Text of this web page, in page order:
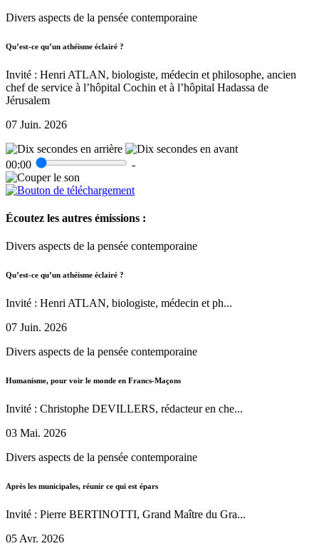
Divers aspects de la pensée contemporaine
Qu’est-ce qu’un athéisme éclairé ?
Invité : Henri ATLAN, biologiste, médecin et philosophe, ancien
chef de service à l’hôpital Cochin et à l’hôpital Hadassa de
Jérusalem
07 Juin. 2026
00:00 -
Écoutez les autres émissions :
Divers aspects de la pensée contemporaine
Qu’est-ce qu’un athéisme éclairé ?
Invité : Henri ATLAN, biologiste, médecin et ph...
07 Juin. 2026
Divers aspects de la pensée contemporaine
Humanisme, pour voir le monde en Francs-Maçons
Invité : Christophe DEVILLERS, rédacteur en che...
03 Mai. 2026
Divers aspects de la pensée contemporaine
Après les municipales, réunir ce qui est épars
Invité : Pierre BERTINOTTI, Grand Maître du Gra...
05 Avr. 2026